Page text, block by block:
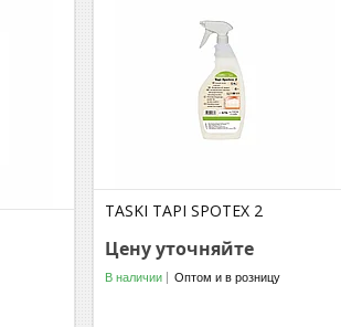
TASKI TAPI SPOTEX 2
Цену уточняйте
В наличии Оптом и в розницу